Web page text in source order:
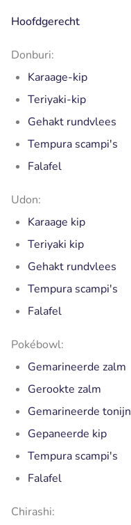
Hoofdgerecht
Donburi:
Karaage-kip
Teriyaki-kip
Gehakt rundvlees
Tempura scampi's
Falafel
Udon:
Karaage kip
Teriyaki kip
Gehakt rundvlees
Tempura scampi's
Falafel
Pokébowl:
Gemarineerde zalm
Gerookte zalm
Gemarineerde tonijn
Gepaneerde kip
Tempura scampi's
Falafel
Chirashi: